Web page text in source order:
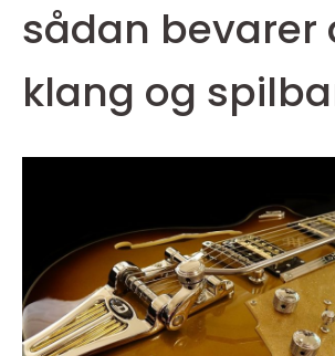
sådan bevarer
klang og